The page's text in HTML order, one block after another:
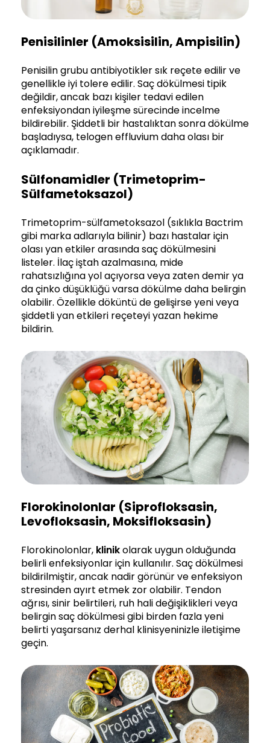
Penisilinler (amoksisilin, Ampisilin)
Penisilin grubu antibiyotikler sık reçete edilir ve
genellikle iyi tolere edilir. Saç dökülmesi tipik
değildir, ancak bazı kişiler tedavi edilen
enfeksiyondan iyileşme sürecinde incelme
bildirebilir. Şiddetli bir hastalıktan sonra dökülme
başladıysa, telogen effluvium daha olası bir
açıklamadır.
Sülfonamidler (trimetoprim-
Sülfametoksazol)
Trimetoprim-sülfametoksazol (sıklıkla Bactrim
gibi marka adlarıyla bilinir) bazı hastalar için
olası yan etkiler arasında saç dökülmesini
listeler. İlaç iştah azalmasına, mide
rahatsızlığına yol açıyorsa veya zaten demir ya
da çinko düşüklüğü varsa dökülme daha belirgin
olabilir. Özellikle döküntü de gelişirse yeni veya
şiddetli yan etkileri reçeteyi yazan hekime
bildirin.
Florokinolonlar (siprofloksasin,
Levofloksasin, Moksifloksasin)
Florokinolonlar, klinikolarak uygun olduğunda
belirli enfeksiyonlar için kullanılır. Saç dökülmesi
bildirilmiştir, ancak nadir görünür ve enfeksiyon
stresinden ayırt etmek zor olabilir. Tendon
ağrısı, sinir belirtileri, ruh hali değişiklikleri veya
belirgin saç dökülmesi gibi birden fazla yeni
belirti yaşarsanız derhal klinisyeninizle iletişime
geçin.